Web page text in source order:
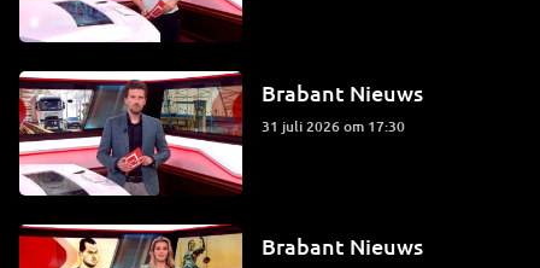
Brabant Nieuws
31 juli 2026 om 17:30
Brabant Nieuws